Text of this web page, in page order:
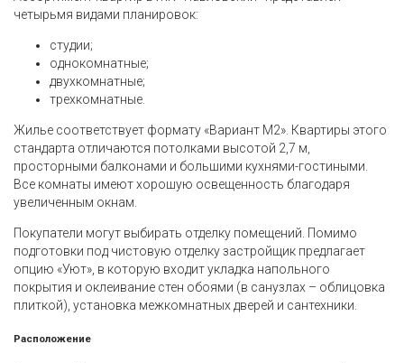
четырьмя видами планировок:
студии;
однокомнатные;
двухкомнатные;
трехкомнатные.
Жилье соответствует формату «Вариант М2». Квартиры этого
стандарта отличаются потолками высотой 2,7 м,
просторными балконами и большими кухнями-гостиными.
Все комнаты имеют хорошую освещенность благодаря
увеличенным окнам.
Покупатели могут выбирать отделку помещений. Помимо
подготовки под чистовую отделку застройщик предлагает
опцию «Уют», в которую входит укладка напольного
покрытия и оклеивание стен обоями (в санузлах – облицовка
плиткой), установка межкомнатных дверей и сантехники.
Расположение